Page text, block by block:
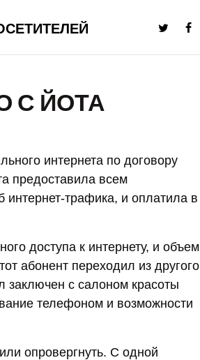
С ЙОТА
интернета по договору
предоставила всем
трафика, и оплатила в
доступа к интернету, и объем
абонент переходил из другого
заключен с салоном красоты
телефоном и возможности
опровергнуть. С одной